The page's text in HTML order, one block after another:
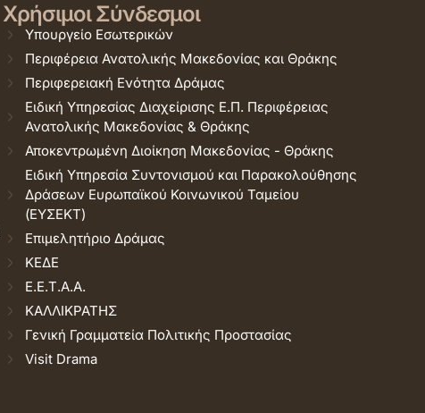
Χρήσιμοι Σύνδεσμοι
Υπουργείο Εσωτερικών
Περιφέρεια Ανατολικής Μακεδονίας και Θράκης
Περιφερειακή Ενότητα Δράμας
Ειδική Υπηρεσίας Διαχείρισης Ε.Π. Περιφέρειας
Ανατολικής Μακεδονίας & Θράκης
Αποκεντρωμένη Διοίκηση Μακεδονίας - Θράκης
Ειδική Υπηρεσία Συντονισμού και Παρακολούθησης
Δράσεων Ευρωπαϊκού Κοινωνικού Ταμείου
(ΕΥΣΕΚΤ)
Επιμελητήριο Δράμας
ΚΕΔΕ
Ε.Ε.Τ.Α.Α.
ΚΑΛΛΙΚΡΑΤΗΣ
Γενική Γραμματεία Πολιτικής Προστασίας
Visit Drama